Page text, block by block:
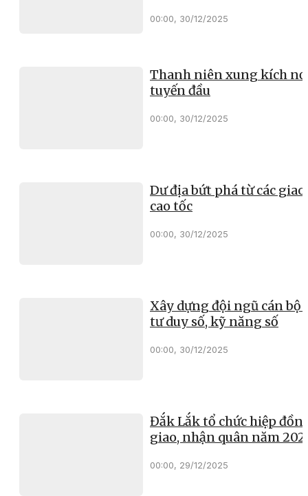
00:00, 30/12/2025
Thanh niên xung kích
tuyến đầu
00:00, 30/12/2025
Dư địa bứt phá từ các
cao tốc
00:00, 30/12/2025
Xây dựng đội ngũ cán bộ
tư duy số, kỹ năng số
00:00, 30/12/2025
Đắk Lắk tổ chức hiệp
giao, nhận quân năm
00:00, 29/12/2025